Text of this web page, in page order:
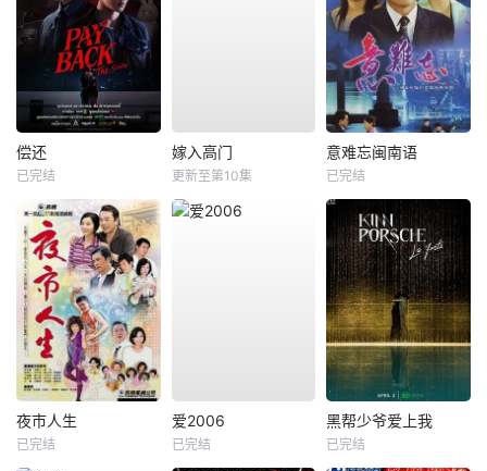
偿还
已完结
嫁入高门
更新至第10集
意难忘闽南语
已完结
夜市人生
已完结
爱2006
已完结
黑帮少爷爱上我
已完结